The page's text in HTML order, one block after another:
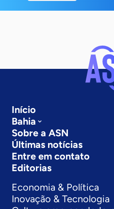
Início
Bahia
Sobre a ASN
Últimas notícias
Entre em contato
Editorias
Economia & Política
Inovação & Tecnologia